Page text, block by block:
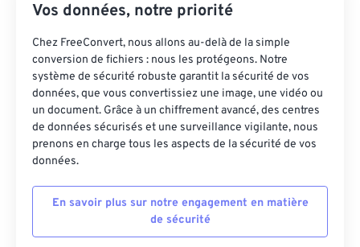
Vos données, notre priorité
Chez FreeConvert, nous allons au-delà de la simple
conversion de fichiers : nous les protégeons. Notre
système de sécurité robuste garantit la sécurité de vos
données, que vous convertissiez une image, une vidéo ou
un document. Grâce à un chiffrement avancé, des centres
de données sécurisés et une surveillance vigilante, nous
prenons en charge tous les aspects de la sécurité de vos
données.
En savoir plus sur notre engagement en matière
de sécurité